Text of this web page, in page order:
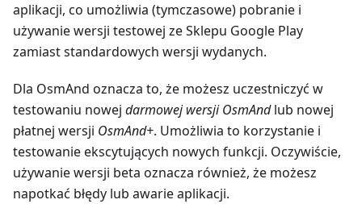
aplikacji, co umożliwia (tymczasowe) pobranie i
używanie wersji testowej ze Sklepu Google Play
zamiast standardowych wersji wydanych.
Dla OsmAnd oznacza to, że możesz uczestniczyć w
testowaniu nowej darmowej wersji OsmAndlub nowej
płatnej wersji OsmAnd+. Umożliwia to korzystanie i
testowanie ekscytujących nowych funkcji. Oczywiście,
używanie wersji beta oznacza również, że możesz
napotkać błędy lub awarie aplikacji.